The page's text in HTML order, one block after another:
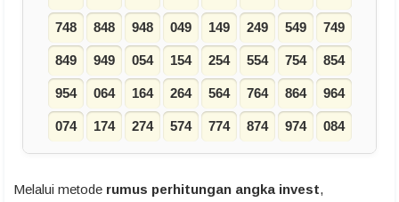
748 848 948 049 149 249 549 749
849 949 054 154 254 554 754 854
954 064 164 264 564 764 864 964
074 174 274 574 774 874 974 084
Melalui metode rumus perhitungan angka invest,